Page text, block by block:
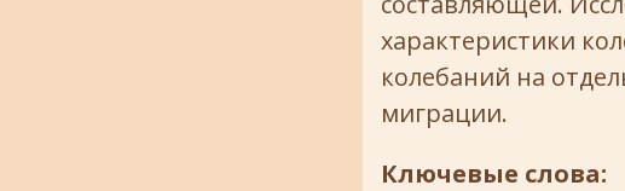
характеристики
колебаний на
миграции.
Ключевые слова: